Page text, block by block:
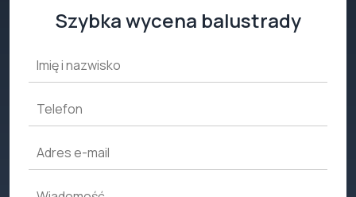
Szybka wycena balustrady